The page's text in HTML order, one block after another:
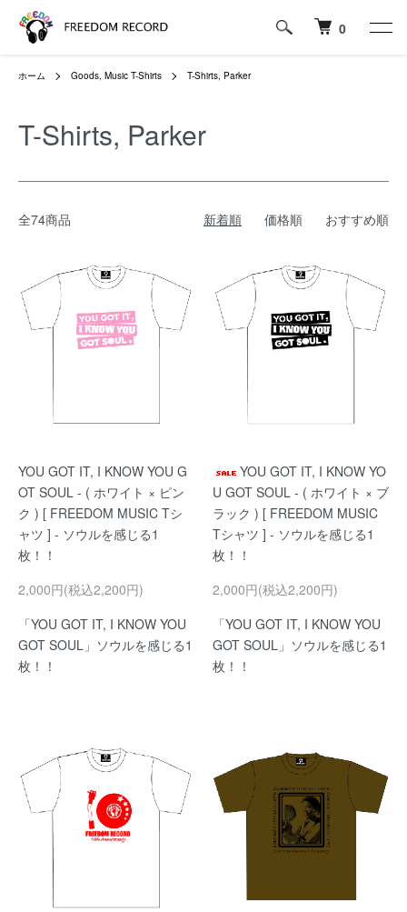
0
ホーム Goods, Music T-Shirts T-Shirts, Parker
T-Shirts, Parker
全74商品 新着順 価格順 おすすめ順
YOU GOT IT, I KNOW YOU G
OT SOUL - ( ホワイト × ピン
ク ) [ FREEDOM MUSIC Tシ
ャツ ] - ソウルを感じる1
枚！！
2,000円(税込2,200円)
「YOU GOT IT, I KNOW YOU
GOT SOUL」ソウルを感じる1
枚！！
YOU GOT IT, I KNOW YO
U GOT SOUL - ( ホワイト × ブ
ラック ) [ FREEDOM MUSIC
Tシャツ ] - ソウルを感じる1
枚！！
2,000円(税込2,200円)
「YOU GOT IT, I KNOW YOU
GOT SOUL」ソウルを感じる1
枚！！